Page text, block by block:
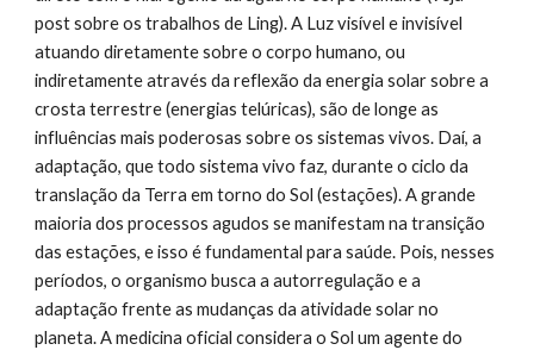
post sobre os trabalhos de Ling). A Luz visível e invisível
atuando diretamente sobre o corpo humano, ou
indiretamente através da reflexão da energia solar sobre a
crosta terrestre (energias telúricas), são de longe as
influências mais poderosas sobre os sistemas vivos. Daí, a
adaptação, que todo sistema vivo faz, durante o ciclo da
translação da Terra em torno do Sol (estações). A grande
maioria dos processos agudos se manifestam na transição
das estações, e isso é fundamental para saúde. Pois, nesses
períodos, o organismo busca a autorregulação e a
adaptação frente as mudanças da atividade solar no
planeta. A medicina oficial considera o Sol um agente do